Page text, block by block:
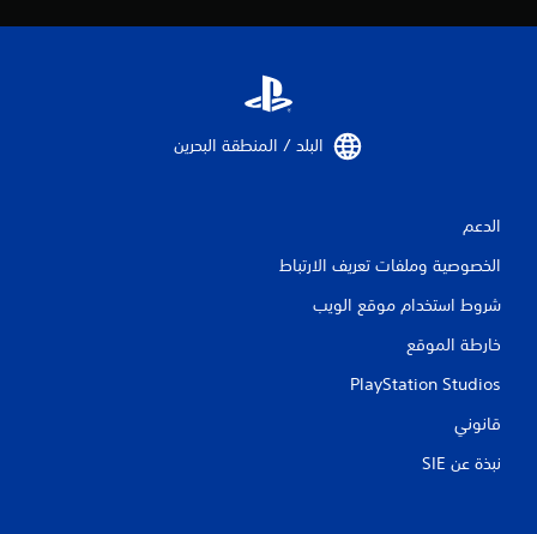
البلد / المنطقة البحرين‏
الدعم
الخصوصية وملفات تعريف الارتباط
شروط استخدام موقع الويب
خارطة الموقع
PlayStation Studios
قانوني
نبذة عن SIE‏